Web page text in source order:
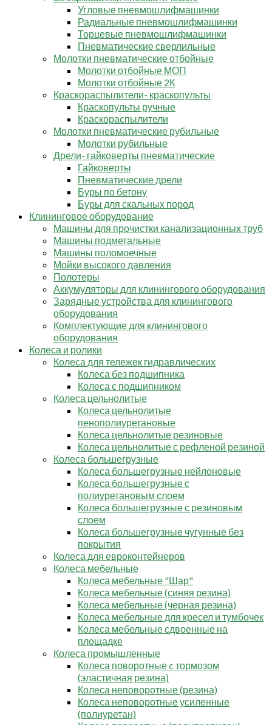
Угловые пневмошлифмашинки
Радиальные пневмошлифмашинки
Торцевые пневмошлифмашинки
Пневматические сверлильные
Молотки пневматические отбойные
Молотки отбойные МОП
Молотки отбойные 2К
Краскораспылители- краскопульты
Краскопульты ручные
Краскораспылители
Молотки пневматические рубильные
Молотки рубильные
Дрели- гайковерты пневматические
Гайковерты
Пневматические дрели
Буры по бетону
Буры для скальных пород
Клининговое оборудование
Машины для прочистки канализационных труб
Машины подметальные
Машины поломоечные
Мойки высокого давления
Полотеры
Аккумуляторы для клинингового оборудования
Зарядные устройства для клинингового
оборудования
Комплектующие для клинингового
оборудования
Колеса и ролики
Колеса для тележек гидравлических
Колеса без подшипника
Колеса с подшипником
Колеса цельнолитые
Колеса цельнолитые
пенополиуретановые
Колеса цельнолитые резиновые
Колеса цельнолитые с рефленой резиной
Колеса большегрузные
Колеса большегрузные нейлоновые
Колеса большегрузные с
полиуретановым слоем
Колеса большегрузные с резиновым
слоем
Колеса большегрузные чугунные без
покрытия
Колеса для евроконтейнеров
Колеса мебельные
Колеса мебельные "Шар"
Колеса мебельные (синяя резина)
Колеса мебельные (черная резина)
Колеса мебельные для кресел и тумбочек
Колеса мебельные сдвоенные на
площадке
Колеса промышленные
Колеса поворотные c тормозом
(эластичная резина)
Колеса неповоротные (резина)
Колеса неповоротные усиленные
(полиуретан)